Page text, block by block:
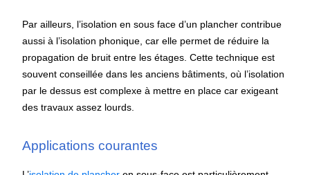
Par ailleurs, l’isolation en sous face d’un plancher contribue
aussi à l’isolation phonique, car elle permet de réduire la
propagation de bruit entre les étages. Cette technique est
souvent conseillée dans les anciens bâtiments, où l’isolation
par le dessus est complexe à mettre en place car exigeant
des travaux assez lourds.
Applications courantes